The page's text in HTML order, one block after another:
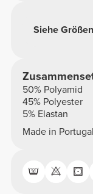
Siehe
50% Polyamid
45% Polyester
5% Elastan
Made in Portugal